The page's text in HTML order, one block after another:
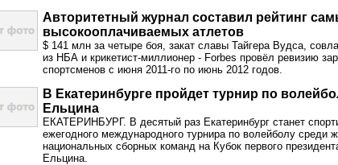
Авторитетный журнал составил рейтинг
высокооплачиваемых атлетов
$ 141 млн за четыре боя, закат славы Тайгера Вудса,
из НБА и крикетист-миллионер - Forbes провёл ревизию
спортсменов с июня 2011-го по июнь 2012 годов.
В Екатеринбурге пройдет турнир по
Ельцина
ЕКАТЕРИНБУРГ. В десятый раз Екатеринбург станет
ежегодного международного турнира по волейболу среди
национальных сборных команд на Кубок первого
Ельцина.